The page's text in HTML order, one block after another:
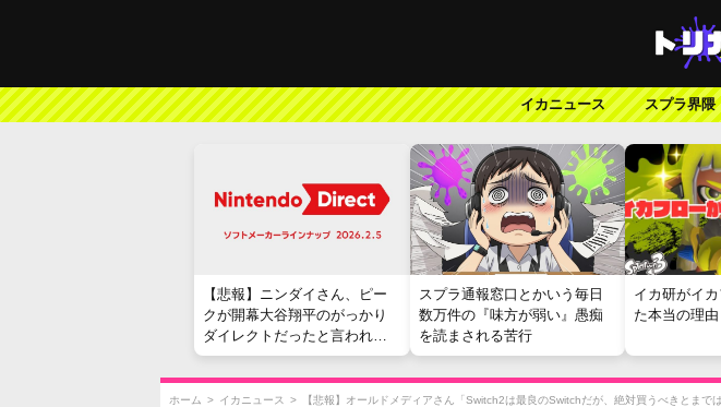
イカニュース スプラ界隈
【悲報】ニンダイさん、ピー
クが開幕大谷翔平のがっかり
ダイレクトだったと言われて
しまう
スプラ通報窓口とかいう毎日
数万件の『味方が弱い』愚痴
を読まされる苦行
イカ研がイ
た本当の理由
ホーム > イカニュース > 【悲報】オールドメディアさん「Switch2は最良のSwitchだが、絶対買うべきとまで